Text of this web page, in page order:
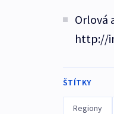
Orlová
http://
ŠTÍTKY
Regiony